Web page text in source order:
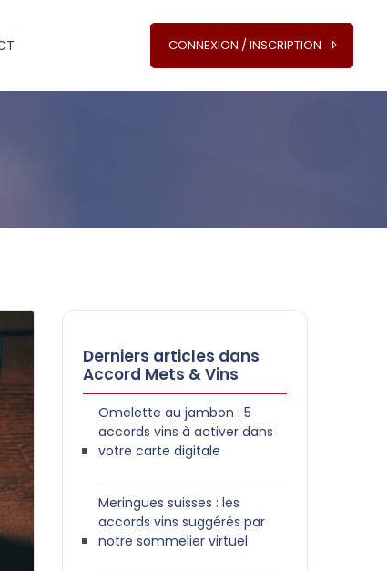
CONNEXION / INSCRIPTION
Derniers articles dans
Accord Mets & Vins
Omelette au jambon : 5
accords vins à activer dans
votre carte digitale
Meringues suisses : les
accords vins suggérés par
notre sommelier virtuel